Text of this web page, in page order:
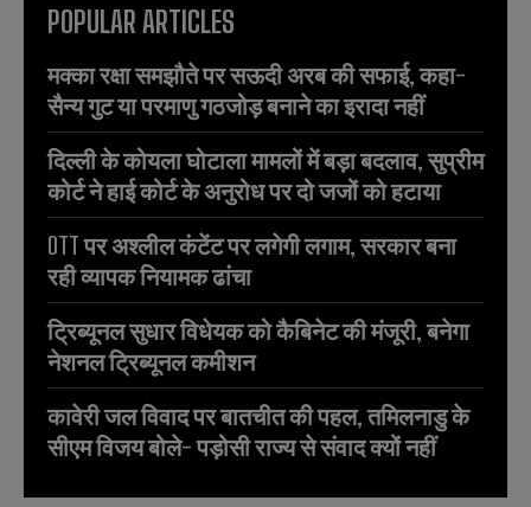
POPULAR ARTICLES
मक्का रक्षा समझौते पर सऊदी अरब की सफाई, कहा-
सैन्य गुट या परमाणु गठजोड़ बनाने का इरादा नहीं
दिल्ली के कोयला घोटाला मामलों में बड़ा बदलाव, सुप्रीम
कोर्ट ने हाई कोर्ट के अनुरोध पर दो जजों को हटाया
OTT पर अश्लील कंटेंट पर लगेगी लगाम, सरकार बना
रही व्यापक नियामक ढांचा
ट्रिब्यूनल सुधार विधेयक को कैबिनेट की मंजूरी, बनेगा
नेशनल ट्रिब्यूनल कमीशन
कावेरी जल विवाद पर बातचीत की पहल, तमिलनाडु के
सीएम विजय बोले- पड़ोसी राज्य से संवाद क्यों नहीं